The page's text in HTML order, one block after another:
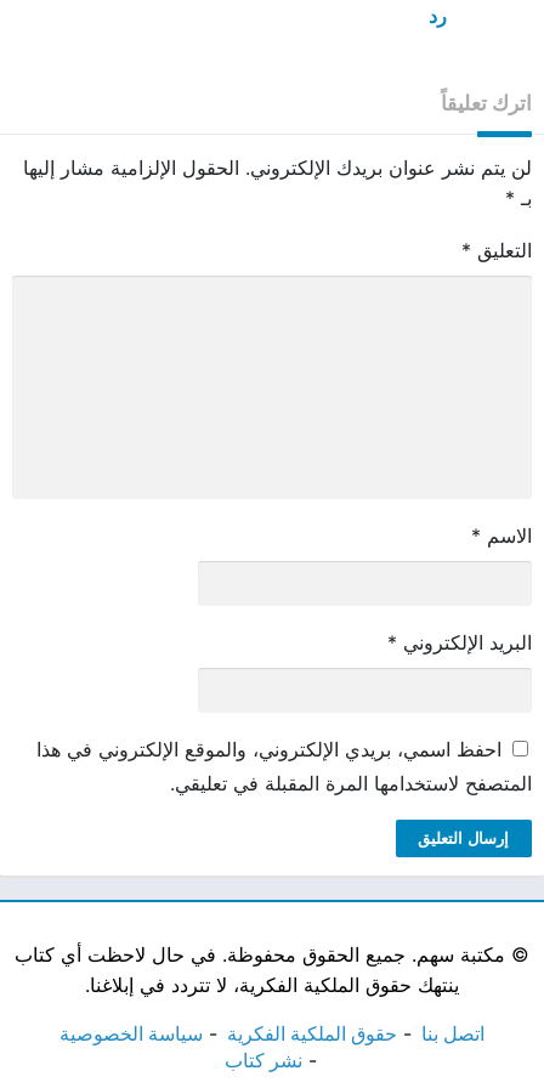
رد
اترك تعليقاً
لن يتم نشر عنوان بريدك الإلكتروني. الحقول الإلزامية مشار إليها
بـ *
التعليق *
الاسم *
البريد الإلكتروني *
احفظ اسمي، بريدي الإلكتروني، والموقع الإلكتروني في هذا
المتصفح لاستخدامها المرة المقبلة في تعليقي.
© مكتبة سهم. جميع الحقوق محفوظة. في حال لاحظت أي كتاب
ينتهك حقوق الملكية الفكرية، لا تتردد في إبلاغنا.
اتصل بنا حقوق الملكية الفكرية
سياسة الخصوصية
نشر كتاب